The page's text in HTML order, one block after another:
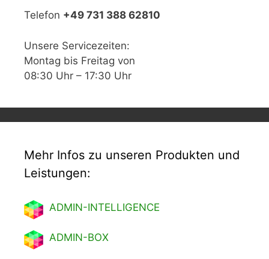
Telefon +49 731 388 62810
Unsere Servicezeiten:
Montag bis Freitag von
08:30 Uhr – 17:30 Uhr
Mehr Infos zu unseren Produkten und
Leistungen:
ADMIN-INTELLIGENCE
ADMIN-BOX